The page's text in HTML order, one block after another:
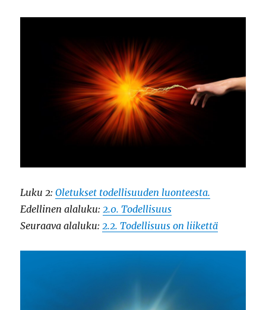
Luku 2:Oletukset todellisuuden luonteesta.
Edellinen alaluku: 2.0. Todellisuus
Seuraava alaluku: 2.2. Todellisuus on liikettä